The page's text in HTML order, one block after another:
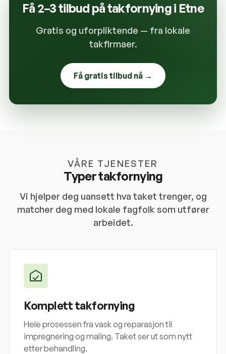
Få 2–3 tilbud på takfornying i Etne
Gratis og uforpliktende — fra lokale
takfirmaer.
Få gratis tilbud nå →
VÅRE TJENESTER
Typer takfornying
Vi hjelper deg uansett hva taket trenger, og
matcher deg med lokale fagfolk som utfører
arbeidet.
Komplett takfornying
Hele prosessen fra vask og reparasjon til
impregnering og maling. Taket ser ut som nytt
etter behandling.